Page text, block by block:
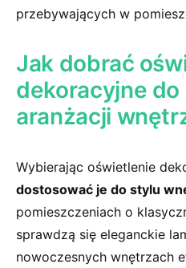
przebywających w
Jak‌ dobrać
dekoracyjne
aranżacji
Wybierając oświetlenie
dostosować je⁢ do ​stylu⁤
pomieszczeniach o
⁤sprawdzą się eleganckie⁤
nowoczesnych wnętrzach